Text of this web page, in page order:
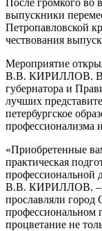
После громкого во
выпускники
Петропавловской
чествования
Мероприятие
В.В. КИРИЛЛОВ.
губернатора и
лучших
петербургское
профессионализма
«Приобретенные
практическая
профессиональной
В.В. КИРИЛЛОВ. –
прославляли город
профессиональном
процветание не